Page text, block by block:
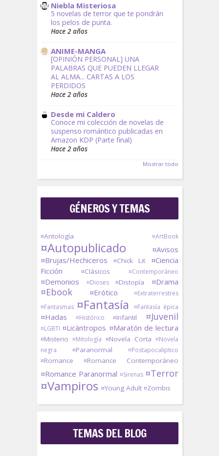
Niebla Misteriosa
5 novelas de terror que te pondrán
los pelos de punta.
Hace 2 años
ANIME-MANGA
[OPINIÓN PERSONAL] UNA
PALABRAS QUE PUEDEN LLEGAR
AL ALMA... CARTAS A LOS
PERDIDOS
Hace 2 años
Desde mi Caldero
Conoce mi colección de novelas de
suspenso romántico publicadas en
Amazon KDP (Parte final)
Hace 2 años
Mostrar todo
GÉNEROS Y TEMAS
¤Antología ¤ArtBook
¤Autopublicado
¤Avisos
¤Brujas/Hechiceros
¤Chick Lit
¤Ciencia
Ficción
¤Clásicos ¤Contemporáneo
¤Demonios ¤Dioses ¤Distopía ¤Drama
¤Ebook ¤Erótico
¤Extraterrestres
¤Fantasmas ¤Fantasía ¤Fantasía épica
¤Hadas ¤Histórico ¤Infantil ¤Juvenil
¤LGBTI ¤Licántropos ¤Maratón de lectura
¤Misterio ¤Mitología ¤Novela Corta ¤Novela
negra
¤Paranormal ¤Postapocaliptico
¤Romance ¤Romance Contemporáneo
¤Romance Paranormal ¤Sirenas ¤Terror
¤Vampiros ¤Young Adult ¤Zombis
TEMAS DEL BLOG